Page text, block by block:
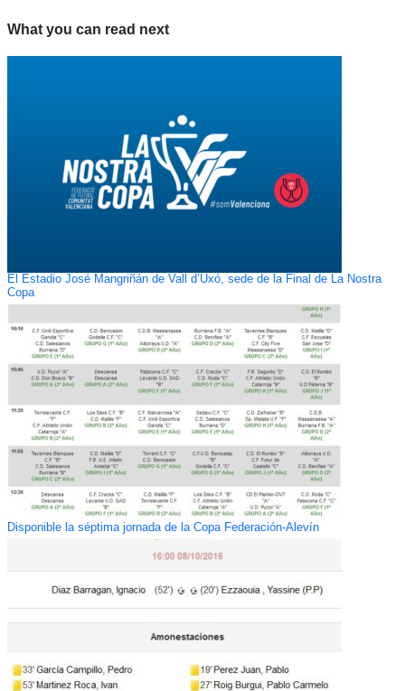
What you can read next
El Estadio José Mangriñán de Vall d’Uxó, sede de la Final de La Nostra
Copa
Disponible la séptima jornada de la Copa Federación-Alevín